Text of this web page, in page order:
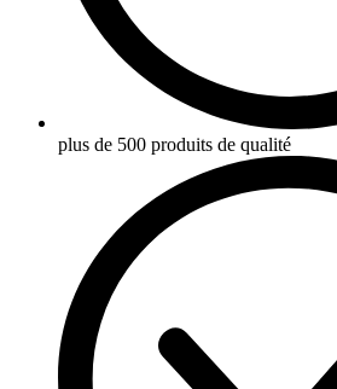
plus de 500 produits de qualité